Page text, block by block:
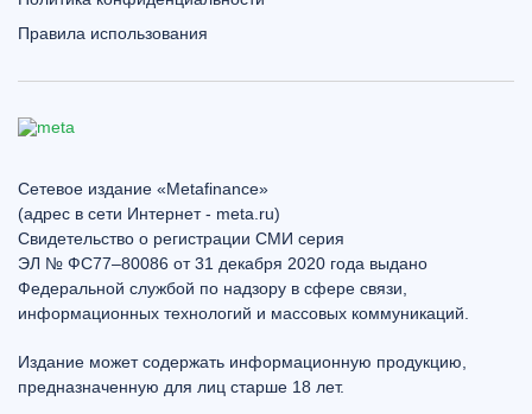
Правила использования
Сетевое издание «Metafinance»
(адрес в сети Интернет - meta.ru)
Свидетельство о регистрации СМИ серия
ЭЛ № ФС77–80086 от 31 декабря 2020 года выдано
Федеральной службой по надзору в сфере связи,
информационных технологий и массовых коммуникаций.
Издание может содержать информационную продукцию,
предназначенную для лиц старше 18 лет.